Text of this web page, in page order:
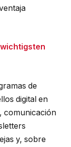
de
digital en
comunicación
y, sobre